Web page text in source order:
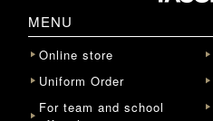
MENU
Online store
Uniform Order
For team and school